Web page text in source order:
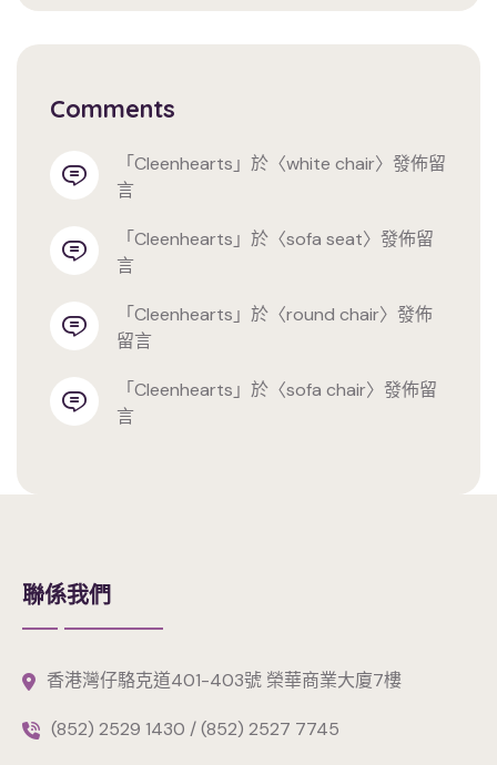
Comments
「 cleenhearts 」於〈white chair〉發佈留
言
「 cleenhearts 」於〈sofa seat〉發佈留
言
「 cleenhearts 」於〈round chair〉發佈
留言
「 cleenhearts 」於〈sofa chair〉發佈留
言
聯係我們
香港灣仔駱克道401-403號 榮華商業大廈7樓
(852) 2529 1430 / (852) 2527 7745